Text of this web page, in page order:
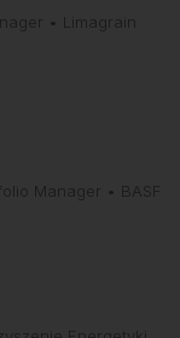
• Limagrain
Manager • BASF